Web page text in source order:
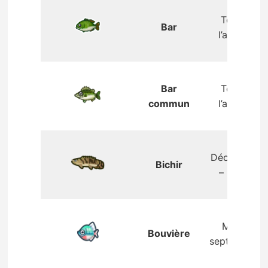
Bar
Toute
l’année
Bar
commun
Toute
l’année
Bichir
Décembre
– mars
Bouvière
Mai –
septembre